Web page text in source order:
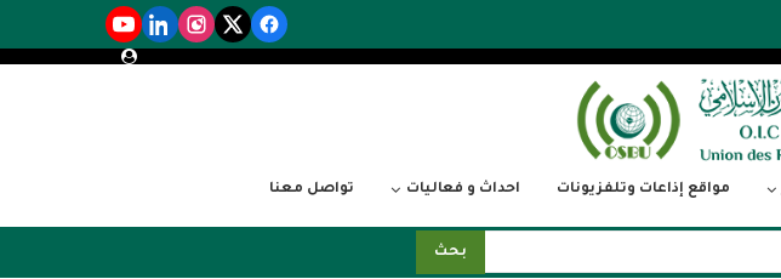
مواقع إذاعات وتلفزيونات احداث و فعاليات تواصل معنا
بحث